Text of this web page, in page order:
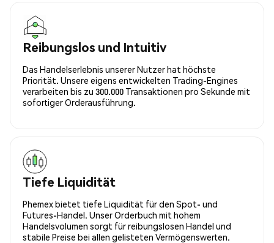
Reibungslos und Intuitiv
Das Handelserlebnis unserer Nutzer hat höchste
Priorität. Unsere eigens entwickelten Trading-Engines
verarbeiten bis zu 300.000 Transaktionen pro Sekunde mit
sofortiger Orderausführung.
Tiefe Liquidität
Phemex bietet tiefe Liquidität für den Spot- und
Futures-Handel. Unser Orderbuch mit hohem
Handelsvolumen sorgt für reibungslosen Handel und
stabile Preise bei allen gelisteten Vermögenswerten.